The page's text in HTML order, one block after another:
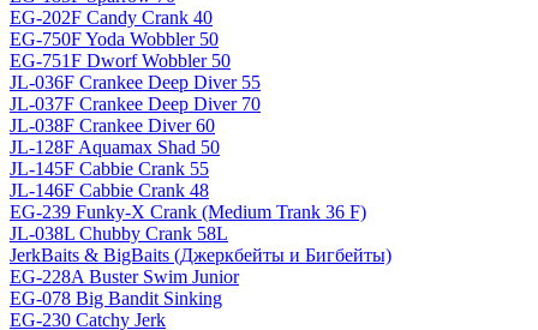
EG-202F Candy Crank 40
EG-750F Yoda Wobbler 50
EG-751F Dworf Wobbler 50
JL-036F Crankee Deep Diver 55
JL-037F Crankee Deep Diver 70
JL-038F Crankee Diver 60
JL-128F Aquamax Shad 50
JL-145F Cabbie Crank 55
JL-146F Cabbie Crank 48
EG-239 Funky-X Crank (Medium Trank 36 F)
JL-038L Chubby Crank 58L
JerkBaits & BigBaits (Джеркбейты и Бигбейты)
EG-228A Buster Swim Junior
EG-078 Big Bandit Sinking
EG-230 Catchy Jerk